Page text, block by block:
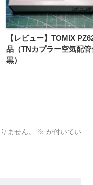
【レビュー】TOMIX
品（TNカプラー空気配管
黒）
ません。 ※ が付いてい